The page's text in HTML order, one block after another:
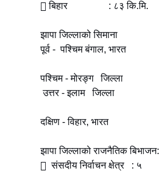
 बिहार : ८३ कि.मि.
झापा जिल्लाको सिमाना
पूर्व - पश्चिम बंगाल, भारत
पश्चिम - मोरङ्ग जिल्ला
उत्तर - इलाम जिल्ला
दक्षिण - विहार, भारत
झापा जिल्लाको राजनैतिक बिभाजन:
 संसदीय निर्वाचन क्षेत्र : ५